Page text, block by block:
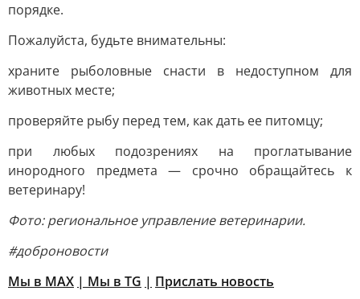
порядке.
Пожалуйста, будьте внимательны:
храните рыболовные снасти в недоступном для
животных месте;
проверяйте рыбу перед тем, как дать ее питомцу;
при любых подозрениях на проглатывание
инородного предмета — срочно обращайтесь к
ветеринару!
Фото: региональное управление ветеринарии.
#доброновости
Мы в MAX | Мы в TG | Прислать новость